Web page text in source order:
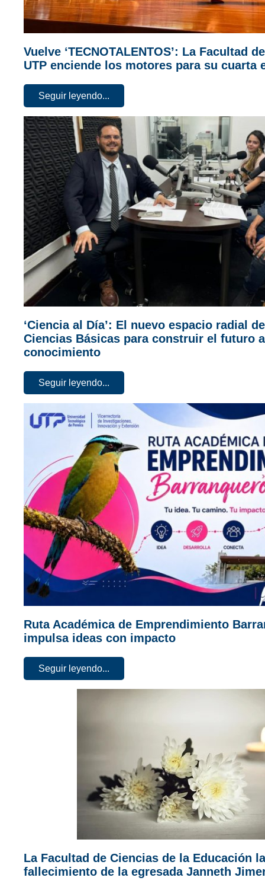
Vuelve ‘TECNOTALENTOS’: La Facultad
UTP enciende los motores para su cuarta
Seguir leyendo...
‘Ciencia al Día’: El nuevo espacio radial
Ciencias Básicas para construir el futuro
conocimiento
Seguir leyendo...
Ruta Académica de Emprendimiento
impulsa ideas con impacto
Seguir leyendo...
La Facultad de Ciencias de la Educación
fallecimiento de la egresada Janneth